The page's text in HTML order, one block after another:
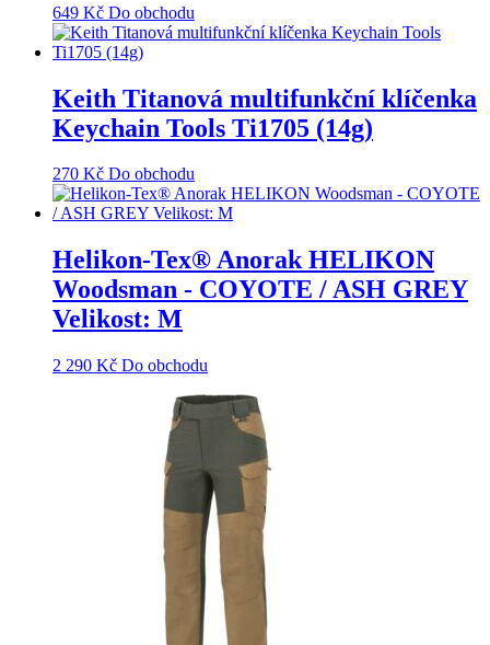
649 Kč Do obchodu
Keith Titanová multifunkční klíčenka
Keychain Tools Ti1705 (14g)
270 Kč Do obchodu
Helikon-Tex® Anorak HELIKON
Woodsman - COYOTE / ASH GREY
Velikost: M
2 290 Kč Do obchodu